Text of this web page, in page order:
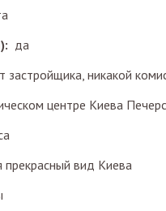
да
никакой
центре Киева
прекрасный вид Киева